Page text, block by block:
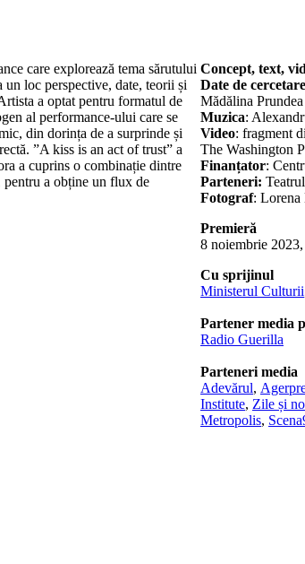
care explorează tema sărutului
loc perspective, date, teorii și
a optat pentru formatul de
al performance-ului care se
din dorința de a surprinde și
”A kiss is an act of trust” a
a cuprins o combinație dintre
pentru a obține un flux de
Concept, text,
Date de
Mădălina
Muzica:
Video: fragment
The Washington
Finanțator:
Parteneri:
Fotograf: Lorena
Premieră
8 noiembrie
Cu sprijinul
Ministerul Culturii
Partener media
Radio Guerilla
Parteneri media
Adevărul,
Institute, Zile și
Metropolis,